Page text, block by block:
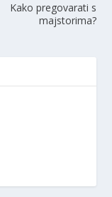
Kako pregovarati s
majstorima?